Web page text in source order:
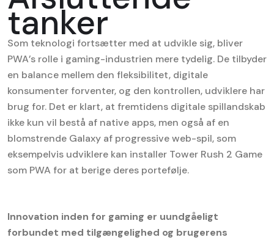
tanker
Som teknologi fortsætter med at udvikle sig, bliver
PWA’s rolle i gaming-industrien mere tydelig. De tilbyder
en balance mellem den fleksibilitet, digitale
konsumenter forventer, og den kontrollen, udviklere har
brug for. Det er klart, at fremtidens digitale spillandskab
ikke kun vil bestå af native apps, men også af en
blomstrende Galaxy af progressive web-spil, som
eksempelvis udviklere kan installer Tower Rush 2 Game
som PWA for at berige deres portefølje.
Innovation inden for gaming er uundgåeligt
forbundet med tilgængelighed og brugerens